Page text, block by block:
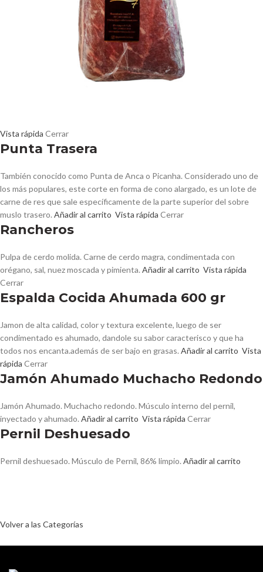
Vista rápida Cerrar
Punta Trasera
También conocido como Punta de Anca o Picanha. Considerado uno de
los más populares, este corte en forma de cono alargado, es un lote de
carne de res que sale específicamente de la parte superior del sobre
muslo trasero. Añadir al carrito Vista rápida Cerrar
Rancheros
Pulpa de cerdo molida. Carne de cerdo magra, condimentada con
orégano, sal, nuez moscada y pimienta. Añadir al carrito Vista rápida
Cerrar
Espalda Cocida Ahumada 600 gr
Jamon de alta calidad, color y textura excelente, luego de ser
condimentado es ahumado, dandole su sabor caracterisco y que ha
todos nos encanta.además de ser bajo en grasas. Añadir al carrito Vista
rápida Cerrar
Jamón Ahumado Muchacho Redondo
Jamón Ahumado. Muchacho redondo. Músculo interno del pernil,
inyectado y ahumado. Añadir al carrito Vista rápida Cerrar
Pernil Deshuesado
Pernil deshuesado. Músculo de Pernil, 86% limpio. Añadir al carrito
Volver a las Categorías